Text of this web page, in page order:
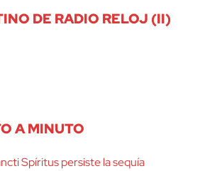
DE RADIO RELOJ (II)
A MINUTO
Spíritus persiste la sequía